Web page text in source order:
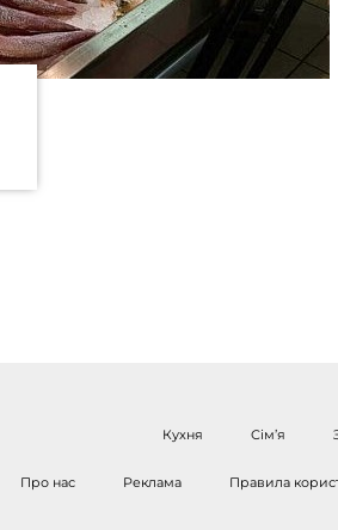
Кухня Сім’я
Про нас Реклама Правила